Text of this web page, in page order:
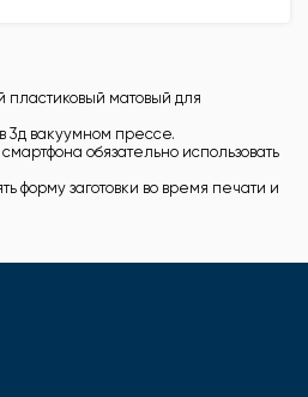
матовый для
3д вакуумном прессе.
обязательно использовать
форму заготовки во время печати и